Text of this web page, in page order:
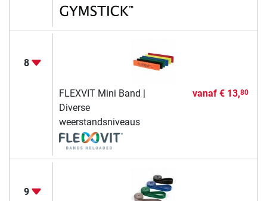
8
FLEXVIT Mini Band |
Diverse
weerstandsniveaus
vanaf € 13,80
9